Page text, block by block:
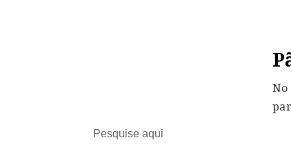
No
for: